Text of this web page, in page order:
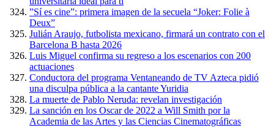
”Sí es cine”: primera imagen de la secuela “Joker: Folie à
Deux”
Julián Araujo, futbolista mexicano, firmará un contrato con el
Barcelona B hasta 2026
Luis Miguel confirma su regreso a los escenarios con 200
actuaciones
Conductora del programa Ventaneando de TV Azteca pidió
una disculpa pública a la cantante Yuridia
La muerte de Pablo Neruda: revelan investigación
La sanción en los Oscar de 2022 a Will Smith por la
Academia de las Artes y las Ciencias Cinematográficas